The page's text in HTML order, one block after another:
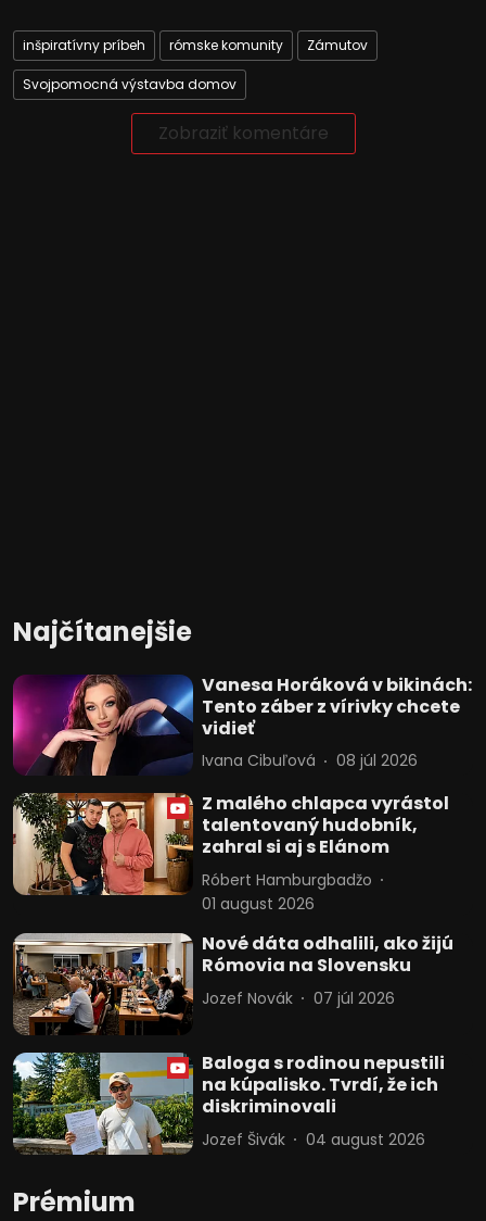
inšpiratívny príbeh rómske komunity Zámutov
Svojpomocná výstavba domov
Zobraziť komentáre
Najčítanejšie
Vanesa Horáková v bikinách:
Tento záber z vírivky chcete
vidieť
Ivana Cibuľová 08 júl 2026
Z malého chlapca vyrástol
talentovaný hudobník,
zahral si aj s Elánom
Róbert Hamburgbadžo
01 august 2026
Nové dáta odhalili, ako žijú
Rómovia na Slovensku
Jozef Novák 07 júl 2026
Baloga s rodinou nepustili
na kúpalisko. Tvrdí, že ich
diskriminovali
Jozef Šivák 04 august 2026
Prémium